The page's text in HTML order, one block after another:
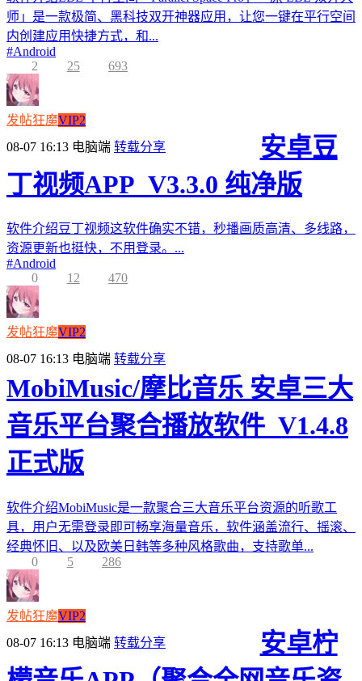
师」是一款极简、黑科技双开神器应用，让您一键在平行空间
内创建应用快捷方式，和...
#Android
2
25 693
发帖狂魔VIP2
08-07 16:13 电脑端 转载分享
安卓豆
丁视频APP_V3.3.0 纯净版
软件介绍豆丁视频这软件确实不错，秒播画质高清、多线路，
资源更新也挺快，不用登录。...
#Android
0
12 470
发帖狂魔VIP2
08-07 16:13 电脑端 转载分享
MobiMusic/摩比音乐 安卓三大
音乐平台聚合播放软件_V1.4.8
正式版
软件介绍MobiMusic是一款聚合三大音乐平台资源的听歌工
具，用户无需登录即可畅享海量音乐，软件涵盖流行、摇滚、
经典怀旧、以及欧美日韩等多种风格歌曲，支持歌单...
0
5 286
发帖狂魔VIP2
08-07 16:13 电脑端 转载分享
安卓柠